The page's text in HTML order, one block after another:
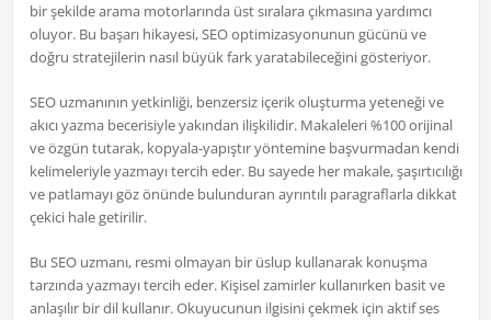
bir şekilde arama motorlarında üst sıralara çıkmasına yardımcı
oluyor. Bu başarı hikayesi, SEO optimizasyonunun gücünü ve
doğru stratejilerin nasıl büyük fark yaratabileceğini gösteriyor.
SEO uzmanının yetkinliği, benzersiz içerik oluşturma yeteneği ve
akıcı yazma becerisiyle yakından ilişkilidir. Makaleleri %100 orijinal
ve özgün tutarak, kopyala-yapıştır yöntemine başvurmadan kendi
kelimeleriyle yazmayı tercih eder. Bu sayede her makale, şaşırtıcılığı
ve patlamayı göz önünde bulunduran ayrıntılı paragraflarla dikkat
çekici hale getirilir.
Bu SEO uzmanı, resmi olmayan bir üslup kullanarak konuşma
tarzında yazmayı tercih eder. Kişisel zamirler kullanırken basit ve
anlaşılır bir dil kullanır. Okuyucunun ilgisini çekmek için aktif ses